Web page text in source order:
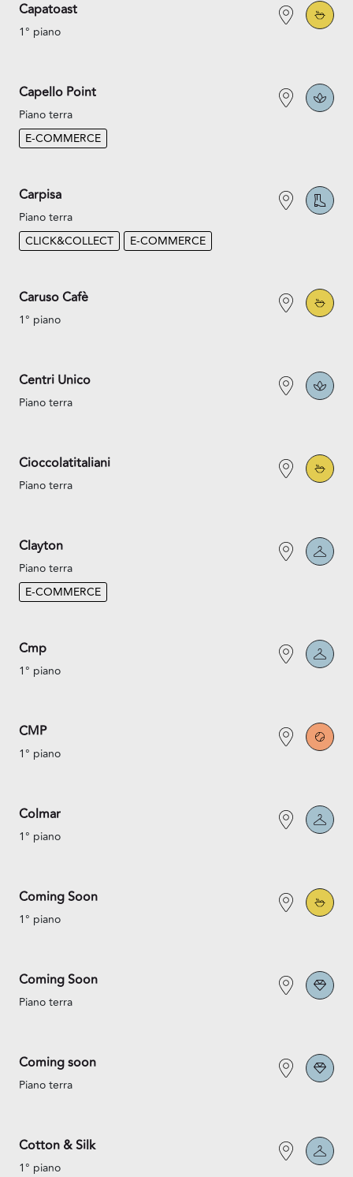
Capatoast
1° piano
Capello Point
Piano terra
E-COMMERCE
Carpisa
Piano terra
CLICK&COLLECT
E-COMMERCE
Caruso Cafè
1° piano
Centri Unico
Piano terra
Cioccolatitaliani
Piano terra
Clayton
Piano terra
E-COMMERCE
Cmp
1° piano
CMP
1° piano
Colmar
1° piano
Coming Soon
1° piano
Coming Soon
Piano terra
Coming soon
Piano terra
Cotton & Silk
1° piano